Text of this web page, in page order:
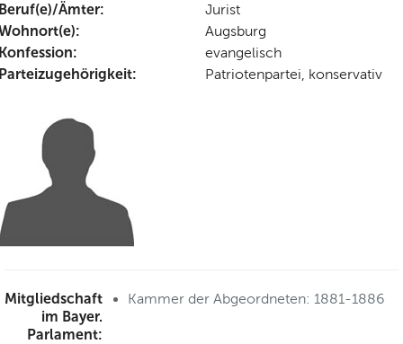
Ämter: Jurist
Augsburg
evangelisch
Patriotenpartei, konservativ
Mitgliedschaft
im Bayer.
Parlament:
Kammer der Abgeordneten: 1881-1886